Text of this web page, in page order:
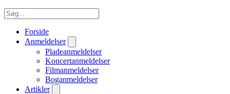
Forside
Anmeldelser
Pladeanmeldelser
Koncertanmeldelser
Filmanmeldelser
Boganmeldelser
Artikler